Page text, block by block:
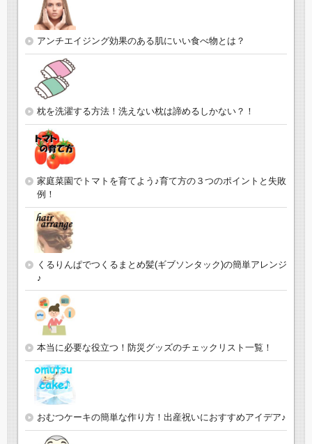
アンチエイジング効果のある肌にいい食べ物とは？
枕を洗濯する方法！洗えない枕は諦めるしかない？！
家庭菜園でトマトを育てよう♪育て方の３つのポイントと失敗
例！
くるりんぱでつくるまとめ髪(ギブソンタック)の簡単アレンジ
♪
本当に必要な役立つ！防災グッズのチェックリスト一覧！
おむつケーキの簡単な作り方！出産祝いにおすすめアイデア♪